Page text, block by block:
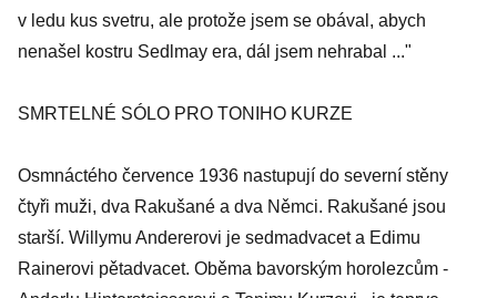
v ledu kus svetru, ale protože jsem se obával, abych
nenašel kostru Sedlmay era, dál jsem nehrabal ..."
SMRTELNÉ SÓLO PRO TONIHO KURZE
Osmnáctého července 1936 nastupují do severní stěny
čtyři muži, dva Rakušané a dva Němci. Rakušané jsou
starší. Willymu Andererovi je sedmadvacet a Edimu
Rainerovi pětadvacet. Oběma bavorským horolezcům -